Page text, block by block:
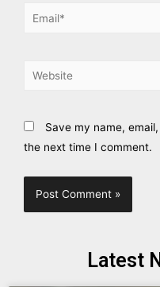
Save my name,
the next time I comment.
Latest